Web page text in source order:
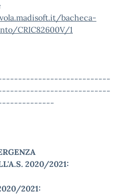
bacheca-
CRIC82600V/1
2020/2021:
2021: